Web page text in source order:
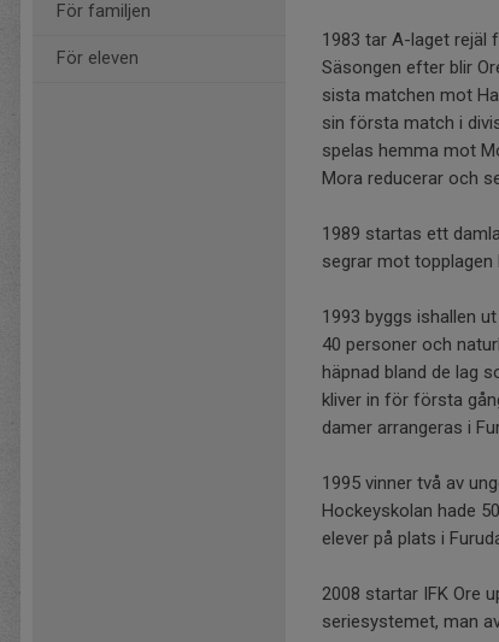
För familjen
För eleven
1983 tar A-laget rejäl
Säsongen efter blir
sista matchen mot
sin första match i
spelas hemma mot
Mora reducerar och
1989 startas ett
segrar mot topplagen
1993 byggs ishallen
40 personer och
häpnad bland de lag
kliver in för första
damer arrangeras i
1995 vinner två av
Hockeyskolan hade
elever på plats i
2008 startar IFK Ore
seriesystemet, man